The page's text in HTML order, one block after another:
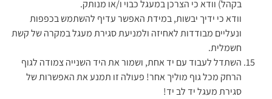
בקהל) וודא כי הצרכן במעגל כבוי ו/או מנותק.
וודא כי ידיך יבשות, במידת האפשר עדיף להשתמש בכפפות
ונעליים מבודדות לאחיזה ולמניעת סגירת מעגל במקרה של קשת
חשמלית.
השתדל לעבוד עם יד אחת, ושמור את היד השנייה צמודה לגוף
הרחק מכל גוף מוליך אחר! פעולה זו תמנע את האפשרות של
סגירת מעגל יד לב יד!